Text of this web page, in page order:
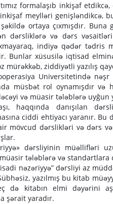
formalaşıb inkişaf
meylləri genişləndikcə,
ortaya çıxmışdır.
dərsliklərə və dərs
indiyə qədər tədris
Bunlar xüsusilə iqtisad
mürəkkəb, ziddiyətli yazılış
Universitetində
müsbət rol oynamışdır
və müasir tələblərə uyğun
haqqında danışılan
ciddi ehtiyacı yaranır.
mövcud dərslikləri və dərs
dərsliyinin müəllifləri
tələblərə və standartlara
nəzəriyyə” dərsliyi az
yazılmış bu kitab
də kitabın elmi dəyərini
şərait yaradır.